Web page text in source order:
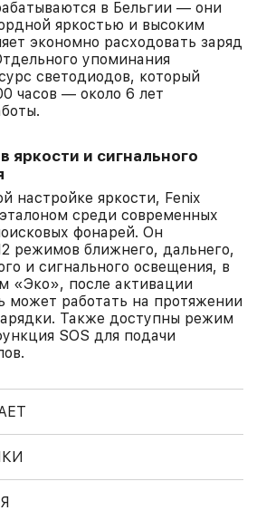
в Бельгии — они
яркостью и высоким
экономно расходовать заряд
упоминания
светодиодов, который
часов — около 6 лет
яркости и сигнального
настройке яркости, Fenix
эталоном среди современных
фонарей. Он
режимов ближнего, дальнего,
и сигнального освещения, в
«Эко», после активации
может работать на протяжении
Также доступны режим
SOS для подачи